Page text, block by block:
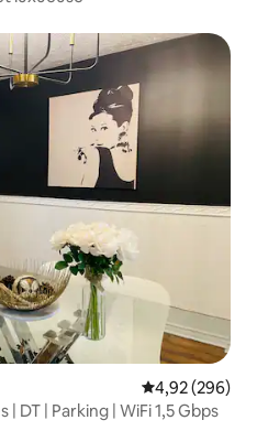
Note
4,92 (296)
DT | Parking | WiFi 1,5 Gbps